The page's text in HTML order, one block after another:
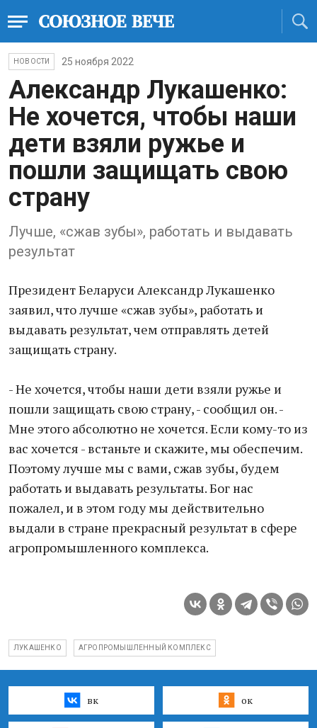
НОВОСТИ 25 ноября 2022
Александр Лукашенко:
Не хочется, чтобы наши
дети взяли ружье и
пошли защищать свою
страну
Лучше, «сжав зубы», работать и выдавать
результат
Президент Беларуси Александр Лукашенко
заявил, что лучше «сжав зубы», работать и
выдавать результат, чем отправлять детей
защищать страну.
- Не хочется, чтобы наши дети взяли ружье и
пошли защищать свою страну, - сообщил он. -
Мне этого абсолютно не хочется. Если кому-то из
вас хочется - встаньте и скажите, мы обеспечим.
Поэтому лучше мы с вами, сжав зубы, будем
работать и выдавать результаты. Бог нас
пожалел, и в этом году мы действительно
выдали в стране прекрасный результат в сфере
агропромышленного комплекса.
ЛУКАШЕНКО АГРОПРОМЫШЛЕННЫЙ КОМПЛЕКС
вк ок